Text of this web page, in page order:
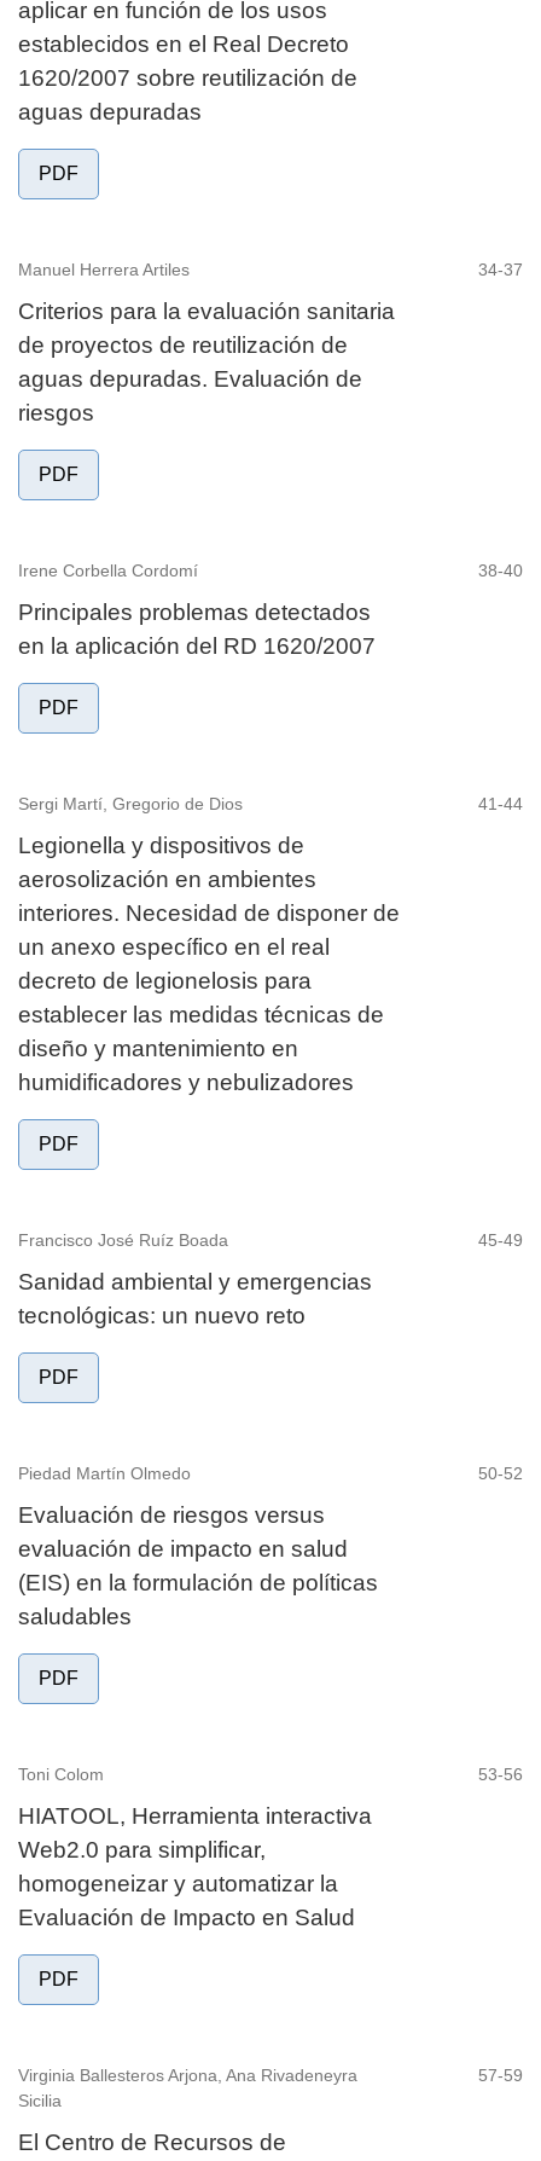
aplicar en función de los usos
establecidos en el Real Decreto
1620/2007 sobre reutilización de
aguas depuradas
PDF
Manuel Herrera Artiles 34-37
Criterios para la evaluación sanitaria
de proyectos de reutilización de
aguas depuradas. Evaluación de
riesgos
PDF
Irene Corbella Cordomí 38-40
Principales problemas detectados
en la aplicación del RD 1620/2007
PDF
Sergi Martí, Gregorio de Dios 41-44
Legionella y dispositivos de
aerosolización en ambientes
interiores. Necesidad de disponer de
un anexo específico en el real
decreto de legionelosis para
establecer las medidas técnicas de
diseño y mantenimiento en
humidificadores y nebulizadores
PDF
Francisco José Ruíz Boada 45-49
Sanidad ambiental y emergencias
tecnológicas: un nuevo reto
PDF
Piedad Martín Olmedo 50-52
Evaluación de riesgos versus
evaluación de impacto en salud
(EIS) en la formulación de políticas
saludables
PDF
Toni Colom 53-56
HIATOOL, Herramienta interactiva
Web2.0 para simplificar,
homogeneizar y automatizar la
Evaluación de Impacto en Salud
PDF
Virginia Ballesteros Arjona, Ana Rivadeneyra
Sicilia
57-59
El Centro de Recursos de